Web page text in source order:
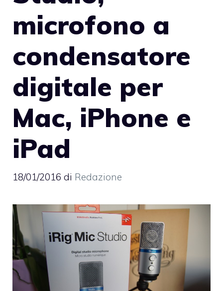
microfono a
condensatore
digitale per
Mac, iPhone e
iPad
18/01/2016 di Redazione